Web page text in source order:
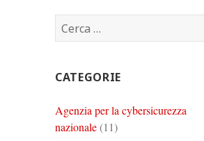
Corinto
su
Corinto
su
su
Ricerca
per:
CATEGORIE
Agenzia per la cybersicurezza
nazionale(11)